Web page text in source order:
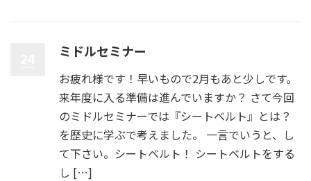
ミドルセミナー
お疲れ様です！早いもので2月もあと少しです。
来年度に入る準備は進んでいますか？ さて今回
のミドルセミナーでは『シートベルト』とは？
を歴史に学ぶで考えました。 一言でいうと、し
て下さい。シートベルト！ シートベルトをする
し […]